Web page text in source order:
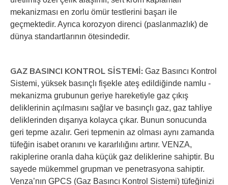
mekanizması en zorlu ömür testlerini başarı ile
geçmektedir. Ayrıca korozyon direnci (paslanmazlık) de
dünya standartlarının ötesindedir.
GAZ BASINCI KONTROL SİSTEMİ: Gaz Basıncı Kontrol
Sistemi, yüksek basınçlı fişekle ateş edildiğinde namlu -
mekanizma grubunun geriye hareketiyle gaz çıkış
deliklerinin açılmasını sağlar ve basınçlı gaz, gaz tahliye
deliklerinden dışarıya kolayca çıkar. Bunun sonucunda
geri tepme azalır. Geri tepmenin az olması aynı zamanda
tüfeğin isabet oranını ve kararlılığını artırır. VENZA,
rakiplerine oranla daha küçük gaz deliklerine sahiptir. Bu
sayede mükemmel grupman ve penetrasyona sahiptir.
Venza’nın GPCS (Gaz Basıncı Kontrol Sistemi) tüfeğinizi